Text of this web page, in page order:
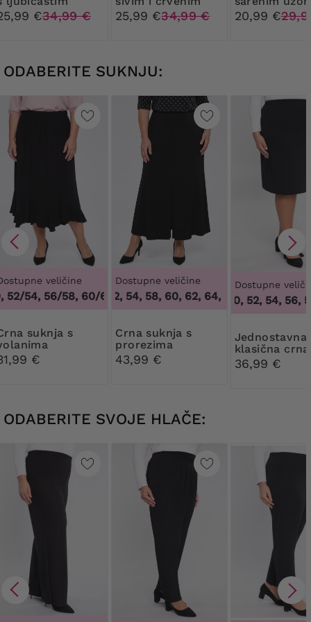
€34,99 €
lišćem
25,99 €34,99 €
na dekolteu
20,99 €
ODABERITE SUKNJU:
veličine
54, 56/58, 60/62 48/50, 52/54, 56/58, 60/62
s
€
Dostupne veličine
50, 52, 54, 58, 60, 62, 64,50, 52, 54, 58,
Crna suknja s
prorezima
43,99 €
Dostupne
46, 50, 52, 54, 56,
Jednostavna
klasična crna
suknja
36,99 €
ODABERITE SVOJE HLAČE: